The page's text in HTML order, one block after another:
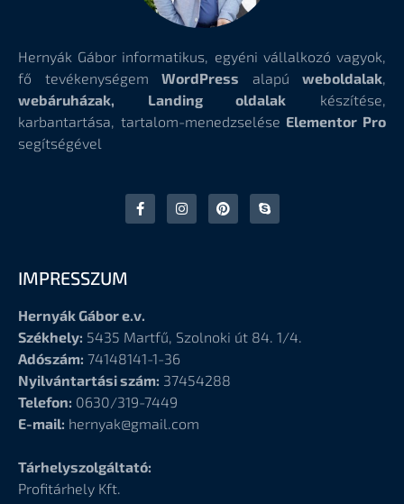
Hernyák Gábor informatikus, egyéni vállalkozó vagyok,
fő tevékenységem WordPress alapú weboldalak,
webáruházak, Landing oldalak készítése,
karbantartása, tartalom-menedzselése Elementor Pro
segítségével
IMPRESSZUM
Hernyák Gábor e.v.
Székhely: 5435 Martfű, Szolnoki út 84. 1/4.
Adószám: 74148141-1-36
Nyilvántartási szám: 37454288
Telefon: 0630/319-7449
E-mail: hernyak@gmail.com
Tárhelyszolgáltató:
Profitárhely Kft.